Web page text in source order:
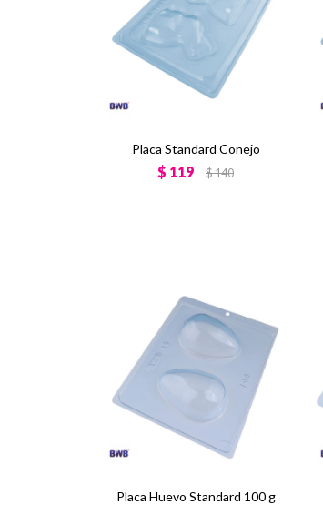
Placa Standard Conejo
$ 119 $140
Placa Huevo Standard 100 g